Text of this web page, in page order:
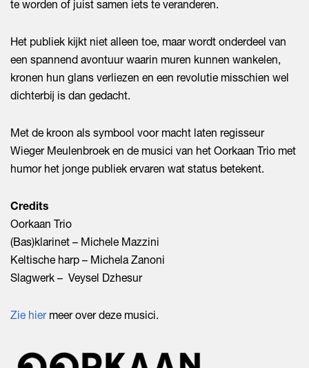
te worden of juist samen iets te veranderen.
Het publiek kijkt niet alleen toe, maar wordt onderdeel van
een spannend avontuur waarin muren kunnen wankelen,
kronen hun glans verliezen en een revolutie misschien wel
dichterbij is dan gedacht.
Met de kroon als symbool voor macht laten regisseur
Wieger Meulenbroek en de musici van het Oorkaan Trio met
humor het jonge publiek ervaren wat status betekent.
Credits
Oorkaan Trio
(Bas)klarinet – Michele Mazzini
Keltische harp – Michela Zanoni
Slagwerk – Veysel Dzhesur
Zie hiermeer over deze musici.